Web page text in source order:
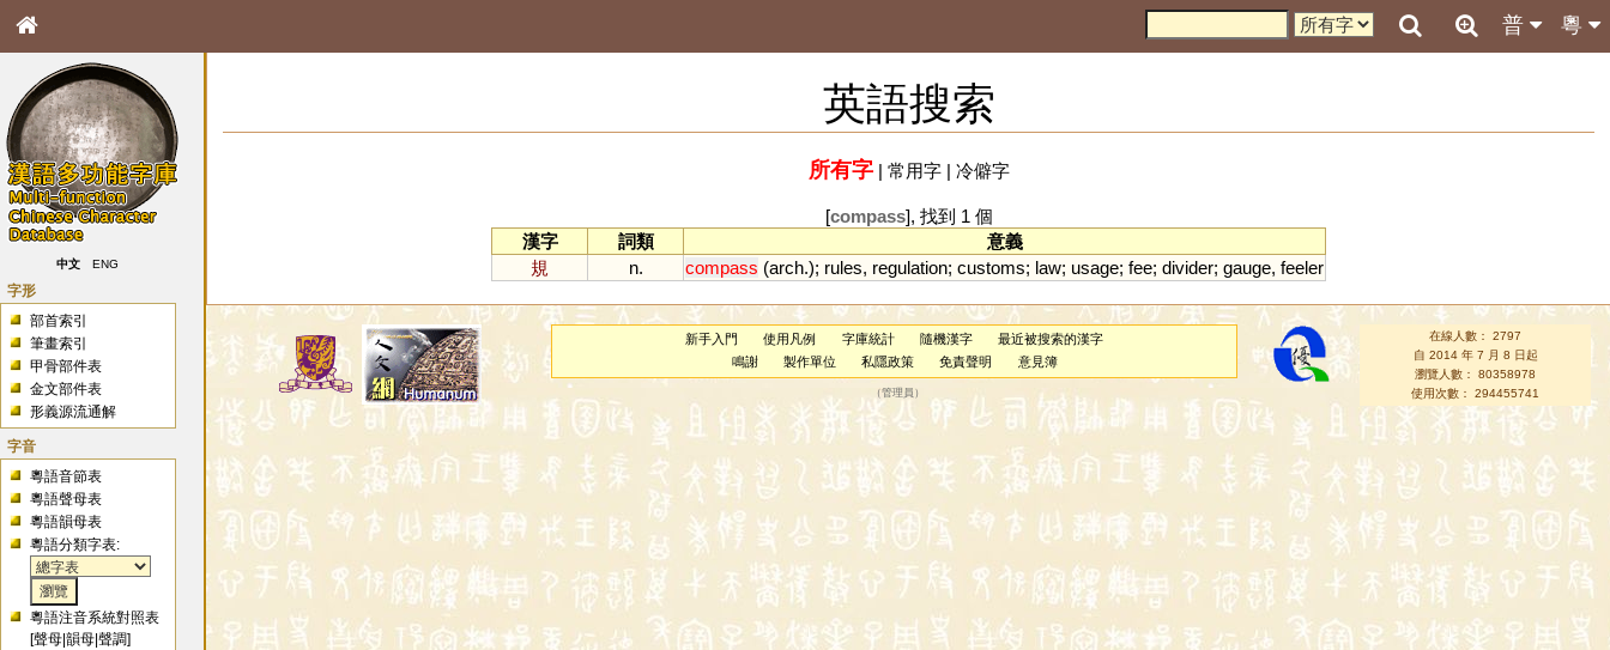
粵
普
中文 ENG
字形
部首索引
筆畫索引
甲骨部件表
金文部件表
形義源流通解
字音
粵語音節表
粵語聲母表
粵語韻母表
粵語分類字表:
粵語注音系統對照表
[聲母 |韻母 |聲調]
英語搜索
所有字| 常用字| 冷僻字
[compass], 找到 1 個
漢字
詞類
意義
規
n. compass (arch.); rules, regulation; customs; law; usage; fee; divider; gauge, feeler
新手入門 使用凡例 字庫統計 隨機漢字
最近被搜索的漢字
鳴謝
製作單位 私隱政策 免責聲明 意見簿
（管理員 ）
在線人數： 2797
自 2014 年 7 月 8 日起
瀏覽人數： 80358978
使用次數： 294455741